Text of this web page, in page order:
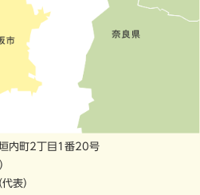
内町2丁目1番20号
表）